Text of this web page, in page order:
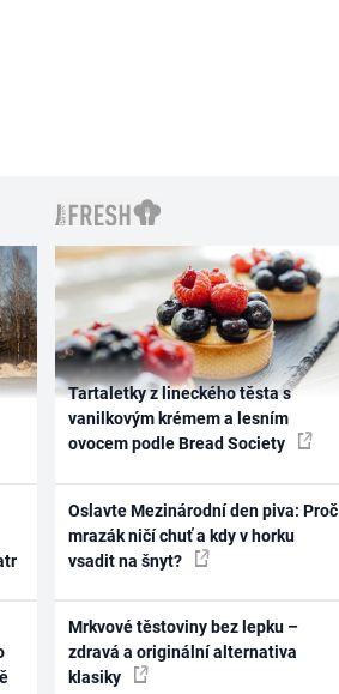
Tartaletky z lineckého těsta s
vanilkovým krémem a lesním
ovocem podle Bread Society
Oslavte Mezinárodní den piva: Proč
mrazák ničí chuť a kdy v horku
vsadit na šnyt?
Mrkvové těstoviny bez lepku –
zdravá a originální alternativa
klasiky